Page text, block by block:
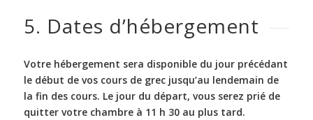
5. Dates d’hébergement
Votre hébergement sera disponible du jour précédant
le début de vos cours de grec jusqu’au lendemain de
la fin des cours. Le jour du départ, vous serez prié de
quitter votre chambre à 11 h 30 au plus tard.